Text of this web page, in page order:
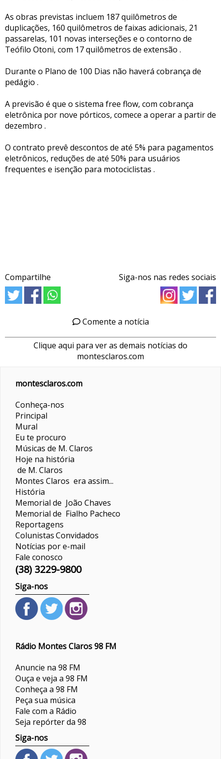
As obras previstas incluem 187 quilômetros de
duplicações, 160 quilômetros de faixas adicionais, 21
passarelas, 101 novas interseções e o contorno de
Teófilo Otoni, com 17 quilômetros de extensão .
Durante o Plano de 100 Dias não haverá cobrança de
pedágio .
A previsão é que o sistema free flow, com cobrança
eletrônica por nove pórticos, comece a operar a partir de
dezembro .
O contrato prevê descontos de até 5% para pagamentos
eletrônicos, reduções de até 50% para usuários
frequentes e isenção para motociclistas .
Compartilhe Siga-nos nas redes sociais
Comente a notícia
Clique aqui para ver as demais notícias do
montesclaros.com
montesclaros.com
Conheça-nos
Principal
Mural
Eu te procuro
Músicas de M. Claros
Hoje na história
de M. Claros
Montes Claros era assim...
História
Memorial de João Chaves
Memorial de Fialho Pacheco
Reportagens
ColunistasConvidados
Notícias por e-mail
Fale conosco
(38) 3229-9800
Siga-nos
Rádio Montes Claros 98 FM
Anuncie na 98 FM
Ouça e veja a 98 FM
Conheça a 98 FM
Peça sua música
Fale com a Rádio
Seja repórter da 98
Siga-nos